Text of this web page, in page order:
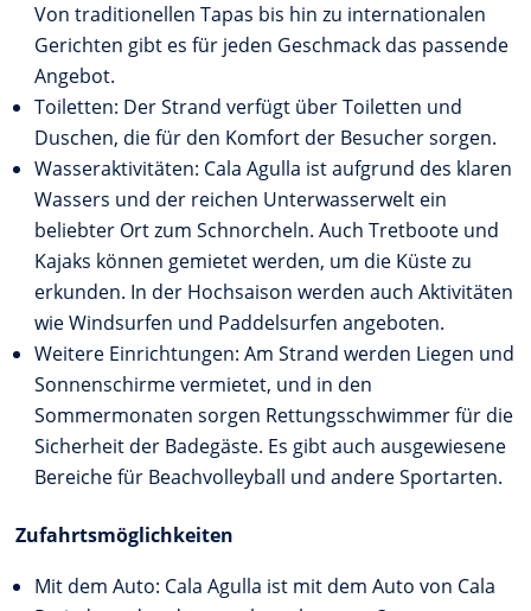
Von traditionellen Tapas bis hin zu internationalen
Gerichten gibt es für jeden Geschmack das passende
Angebot.
Toiletten: Der Strand verfügt über Toiletten und
Duschen, die für den Komfort der Besucher sorgen.
Wasseraktivitäten: Cala Agulla ist aufgrund des klaren
Wassers und der reichen Unterwasserwelt ein
beliebter Ort zum Schnorcheln. Auch Tretboote und
Kajaks können gemietet werden, um die Küste zu
erkunden. In der Hochsaison werden auch Aktivitäten
wie Windsurfen und Paddelsurfen angeboten.
Weitere Einrichtungen: Am Strand werden Liegen und
Sonnenschirme vermietet, und in den
Sommermonaten sorgen Rettungsschwimmer für die
Sicherheit der Badegäste. Es gibt auch ausgewiesene
Bereiche für Beachvolleyball und andere Sportarten.
Zufahrtsmöglichkeiten
Mit dem Auto: Cala Agulla ist mit dem Auto von Cala